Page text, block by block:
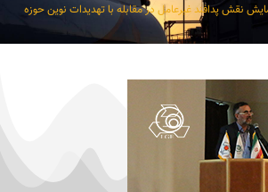
نقش پدافند غیر‌عامل در مقابله با تهدیدات نوین حوزه